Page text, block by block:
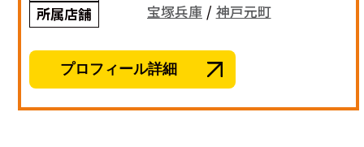
所属店舗
宝塚兵庫 / 神戸元町
プロフィール詳細